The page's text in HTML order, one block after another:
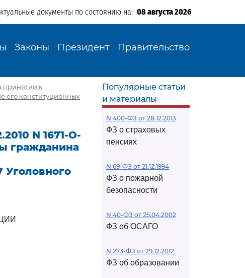
документы по состоянию на: 08 августа 2026
Законы Президент Правительство
принятии к
конституционных
N 1671-О-
гражданина
Уголовного
Популярные статьи
и материалы
N 400-ФЗ от 28.12.2013
ФЗ о страховых
пенсиях
N 69-ФЗ от 21.12.1994
ФЗ о пожарной
безопасности
N 40-ФЗ от 25.04.2002
ФЗ об ОСАГО
N 273-ФЗ от 29.12.2012
ФЗ об образовании